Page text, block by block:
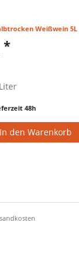
Weißwein 5L
*
48h
In den Warenkorb